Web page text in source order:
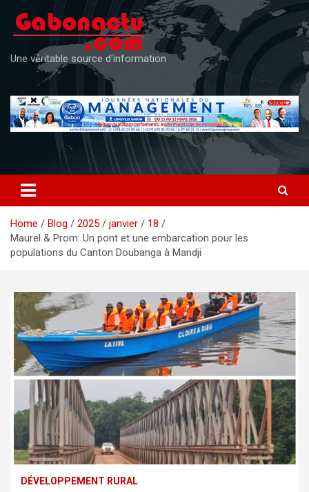
content
Une véritable source d'information
Home Blog 2025 janvier
18
Maurel & Prom: Un pont et une embarcation pour les
populations du Canton Doubanga à Mandji
DÉVELOPPEMENT RURAL